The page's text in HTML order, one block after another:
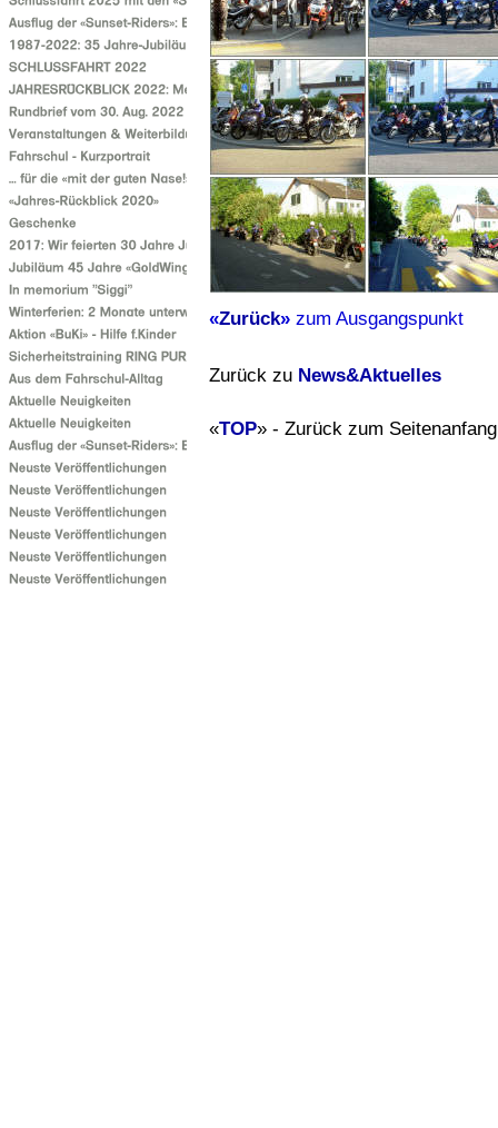
«Zurück» zum Ausgangspunkt
Zurück zu News&Aktuelles
«TOP» - Zurück zum Seitenanfang